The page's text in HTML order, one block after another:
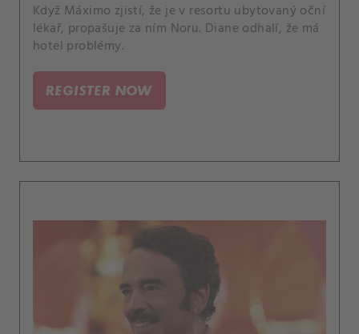
Když Máximo zjistí, že je v resortu ubytovaný oční
lékař, propašuje za ním Noru. Diane odhalí, že má
hotel problémy.
REGISTER NOW